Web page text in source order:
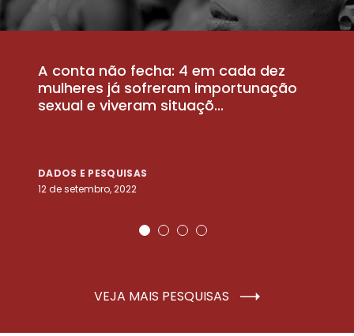
A conta não fecha: 4 em cada dez
mulheres já sofreram importunação
sexual e viveram situaçõ...
DADOS E PESQUISAS
12 de setembro, 2022
VEJA MAIS PESQUISAS